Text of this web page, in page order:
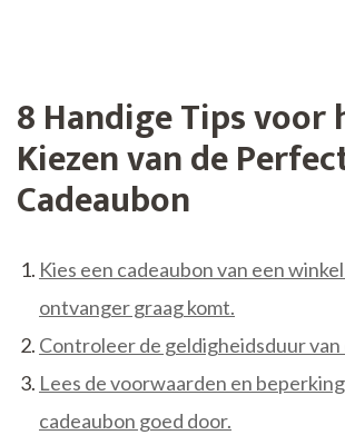
8 Handige Tips voor
Kiezen van de
Cadeaubon
Kies een cadeaubon van een
ontvanger graag komt.
Controleer de geldigheidsduur van
Lees de voorwaarden en
cadeaubon goed door.